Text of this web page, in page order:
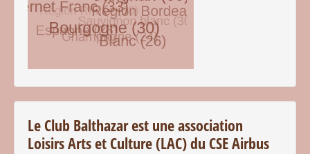
Le Club Balthazar est une association
Loisirs Arts et Culture (LAC) du CSE Airbus